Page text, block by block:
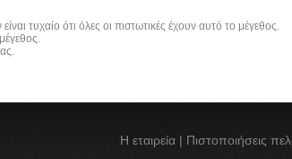
είναι τυχαίο ότι όλες οι πιστωτικές έχουν αυτό το μέγεθος.
Η εταιρεία | Πιστοποιήσεις